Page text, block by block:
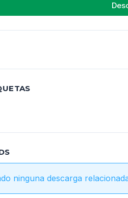
ninguna descarga